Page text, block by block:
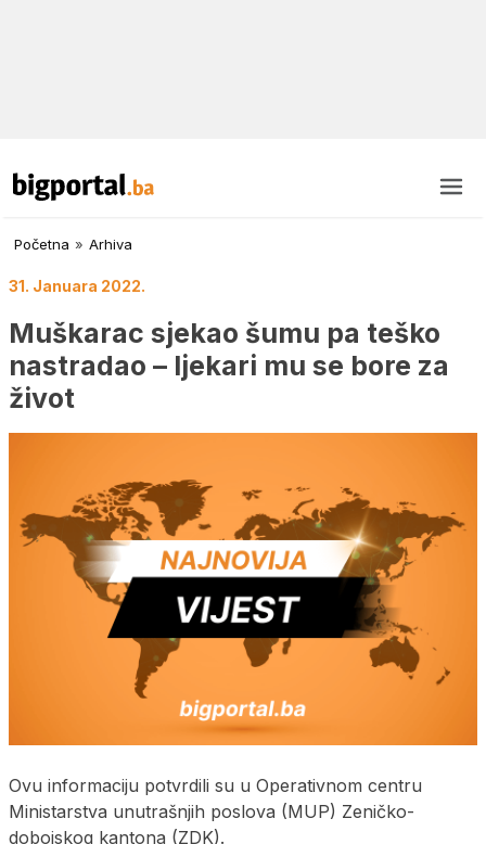
Početna » Arhiva
31. Januara 2022.
Muškarac sjekao šumu pa teško
nastradao – ljekari mu se bore za
život
Ovu informaciju potvrdili su u Operativnom centru
Ministarstva unutrašnjih poslova (MUP) Zeničko-
dobojskog kantona (ZDK).